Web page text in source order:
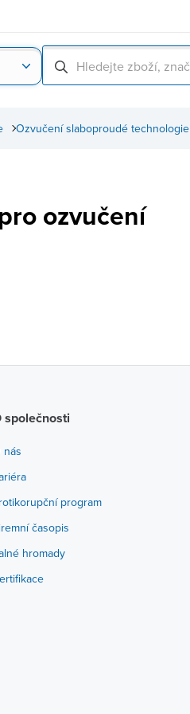
Ozvučení slaboproudé technologie
ozvučení
společnosti
nás
program
časopis
hromady